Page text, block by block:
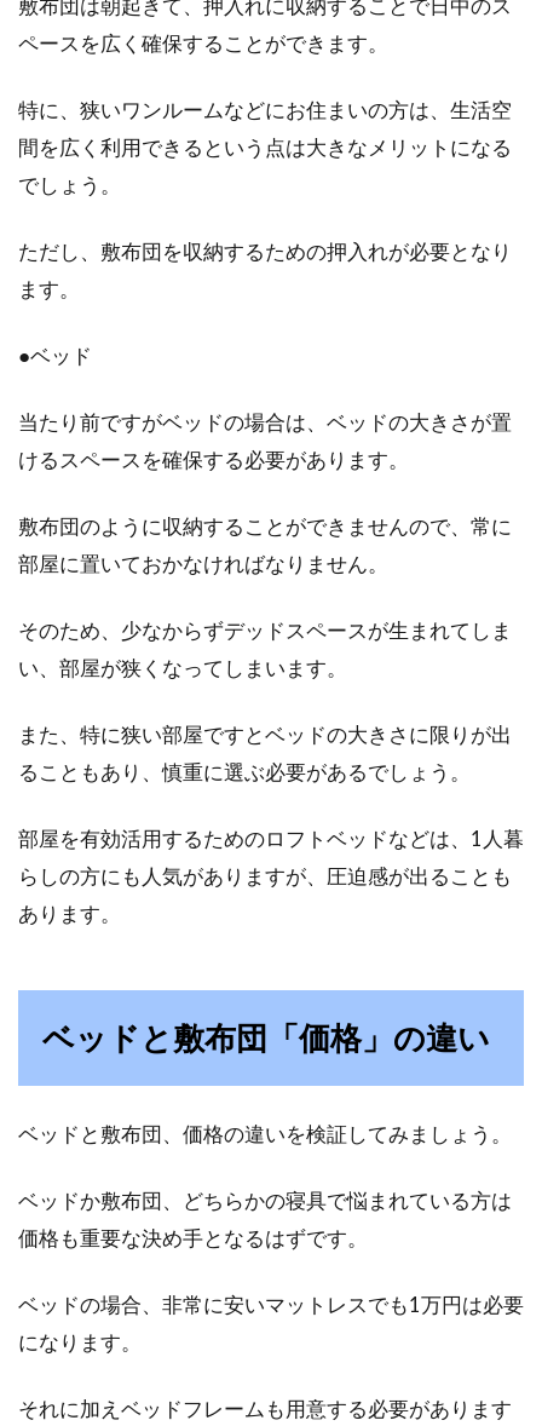
と考えたことはありませんか？例えば、海外映
画のワン...
ダイニングテーブルの形が丸！使い
ダイニングテーブルを買い換える際、とくに狭
お布団はコインランドリーで丸洗
い！安い料金でメリット多し
汚れたお布団のお手入れはどのようにしていま
すか。本来ならば、クリーニングで確実に綺麗
ぜひ知っておきたい選び方
潔にしておきたいものです。きれいに洗ったシ
間風...
お布団のダニの見つけ方って？お布
ません。...
敷布団は朝起きて、押入れに収納することで日中のス
ペースを広く確保することができます。
特に、狭いワンルームなどにお住まいの方は、生活空
間を広く利用できるという点は大きなメリットになる
でしょう。
ただし、敷布団を収納するための押入れが必要となり
ます。
●ベッド
当たり前ですがベッドの場合は、ベッドの大きさが置
けるスペースを確保する必要があります。
敷布団のように収納することができませんので、常に
部屋に置いておかなければなりません。
そのため、少なからずデッドスペースが生まれてしま
い、部屋が狭くなってしまいます。
また、特に狭い部屋ですとベッドの大きさに限りが出
ることもあり、慎重に選ぶ必要があるでしょう。
部屋を有効活用するためのロフトベッドなどは、1人暮
らしの方にも人気がありますが、圧迫感が出ることも
あります。
ベッドと敷布団「価格」の違い
ベッドと敷布団、価格の違いを検証してみましょう。
ベッドか敷布団、どちらかの寝具で悩まれている方は
価格も重要な決め手となるはずです。
ベッドの場合、非常に安いマットレスでも1万円は必要
になります。
それに加えベッドフレームも用意する必要があります